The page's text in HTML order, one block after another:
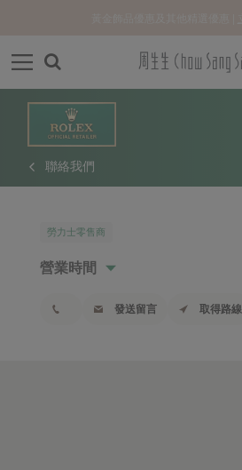
聯絡我們
勞力士零售商
營業時間
發送留言 取得路線